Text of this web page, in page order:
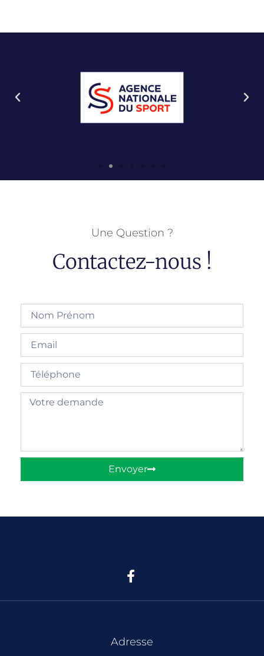
Une Question ?
Contactez-nous !
Envoyer
Adresse